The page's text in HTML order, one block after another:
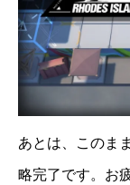
あとは、このま
略完了です。お